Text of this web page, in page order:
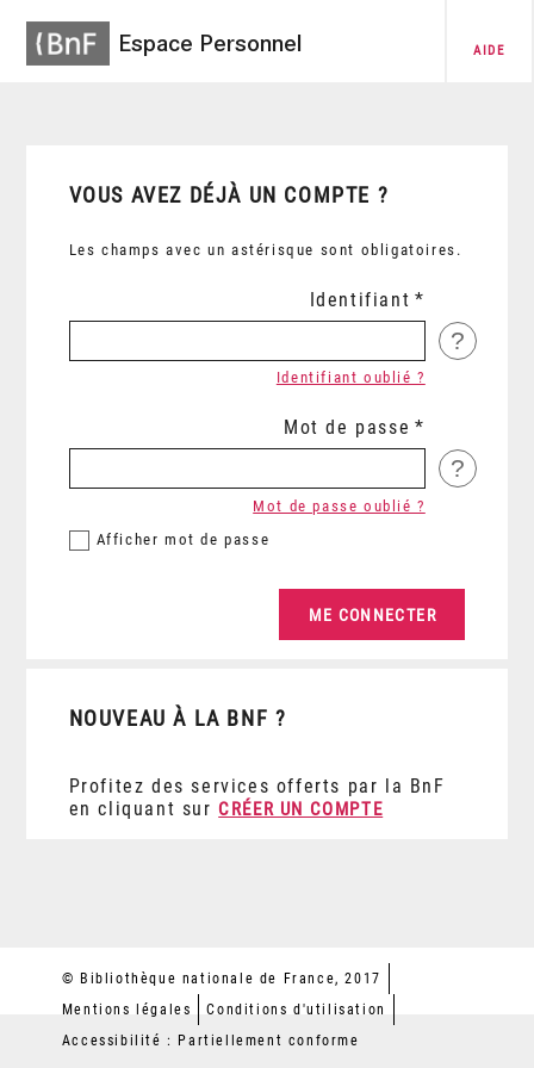
Espace Personnel AIDE
VOUS AVEZ DÉJÀ UN COMPTE ?
Les champs avec un astérisque sont obligatoires.
Identifiant
?
Identifiant oublié ?
Mot de passe
?
Afficher mot de passe
Mot de passe oublié ?
NOUVEAU À LA BNF ?
Profitez des services offerts par la BnF
en cliquant sur CRÉER UN COMPTE
© Bibliothèque nationale de France, 2017
Mentions légales
Conditions d'utilisation
Accessibilité : Partiellement conforme